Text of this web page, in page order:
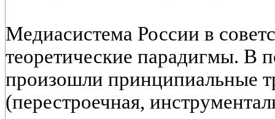
Медиасистема России в
теоретические парадигмы. В
произошли принципиальные
(перестроечная,